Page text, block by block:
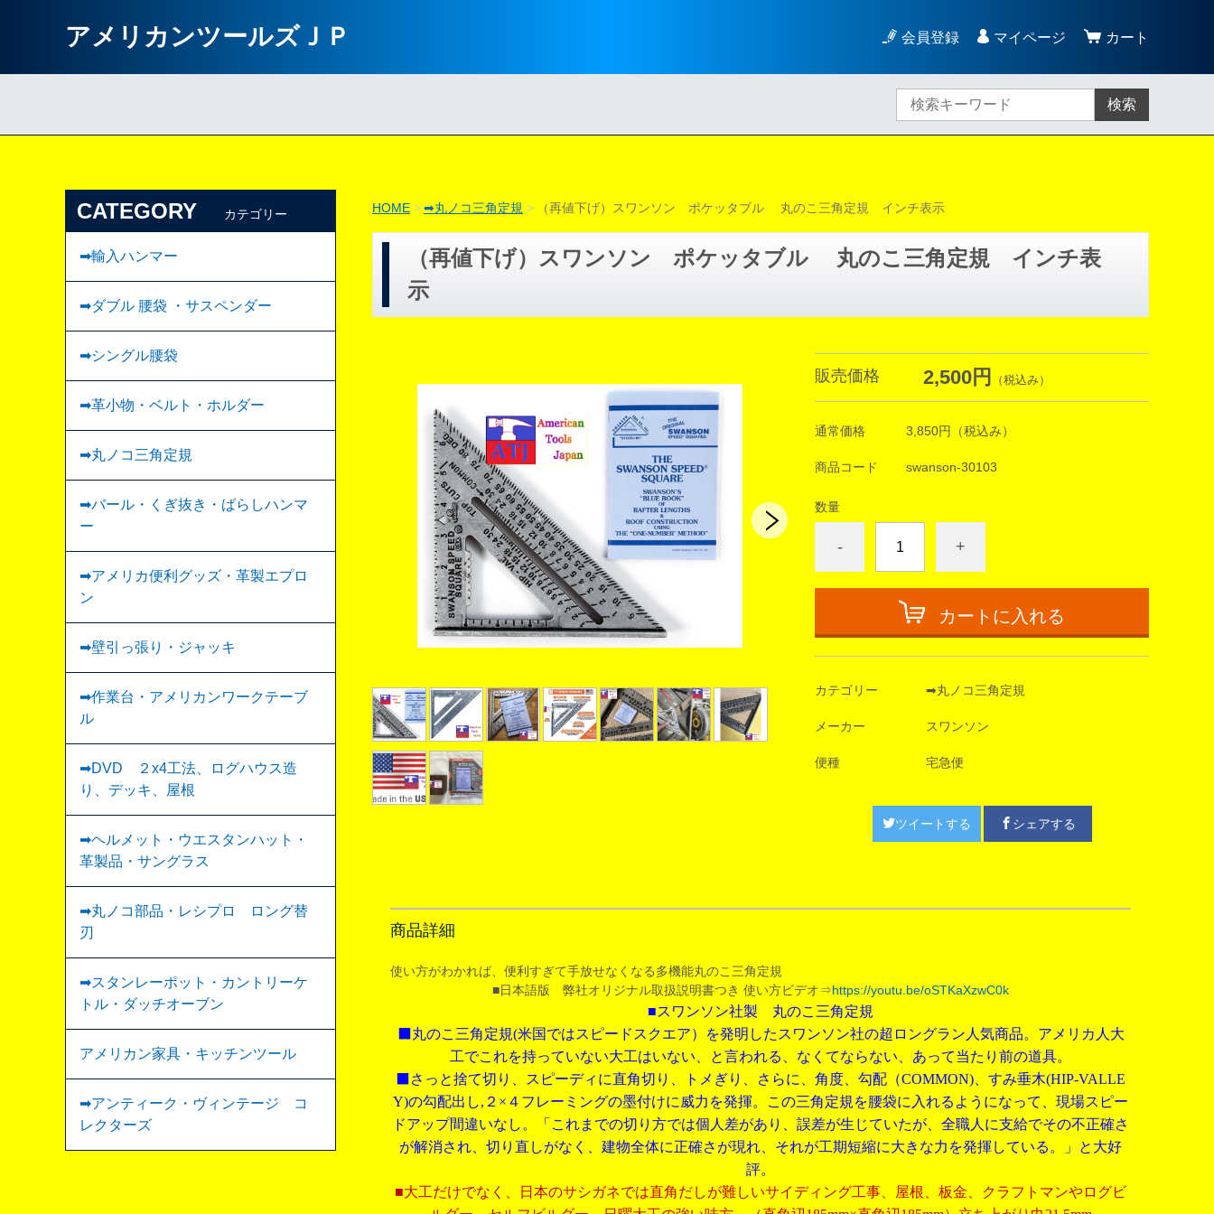
アメリカンツールズＪＰ 会員登録 マイページ カート
検索
HOME ➡丸ノコ三角定規 （再値下げ）スワンソン ポケッタブル 丸のこ三角定規 インチ表示
（再値下げ）スワンソン ポケッタブル 丸のこ三角定規 インチ表
示
販売価格 2,500円 （税込み）
通常価格 3,850円 （税込み）
商品コード swanson-30103
数量
- +
カートに入れる
カテゴリー ➡丸ノコ三角定規
メーカー スワンソン
便種 宅急便
ツイートする シェアする
商品詳細
使い方がわかれば、便利すぎて手放せなくなる多機能丸のこ三角定規
■日本語版 弊社オリジナル取扱説明書つき 使い方ビデオ⇒https://youtu.be/oSTKaXzwC0k
■スワンソン社製 丸のこ三角定規
⬛️丸のこ三角定規(米国ではスピードスクエア）を発明したスワンソン社の超ロングラン人気商品。アメリカ人大
工でこれを持っていない大工はいない、と言われる、なくてならない、あって当たり前の道具。
⬛️さっと捨て切り、スピーディに直角切り、トメぎり、さらに、角度、勾配（COMMON) 、すみ垂木(HIP-VALLE
Y)の勾配出し, ２ × ４フレーミングの墨付けに威力を発揮。この三角定規を腰袋に入れるようになって、現場スピー
ドアップ間違いなし。「これまでの切り方では個人差があり、誤差が生じていたが、全職人に支給でその不正確さ
が解消され、切り直しがなく、建物全体に正確さが現れ、それが工期短縮に大きな力を発揮している。」と大好
評。
■大工だけでなく、日本のサシガネでは直角だしが難しいサイディング工事、屋根、板金、クラフトマンやログビ
CATEGORY カテゴリー
➡輸入ハンマー
➡ダブル 腰袋 ・サスペンダー
➡︎シングル腰袋
➡︎革小物・ベルト・ホルダー
➡丸ノコ三角定規
➡バール・くぎ抜き・ばらしハンマ
ー
➡アメリカ便利グッズ・革製エプロ
ン
➡壁引っ張り・ジャッキ
➡作業台・アメリカンワークテーブ
ル
➡DVD ２x4工法、ログハウス造
り、デッキ、屋根
➡ヘルメット・ウエスタンハット・
革製品・サングラス
➡丸ノコ部品・レシプロ ロング替
刃
➡スタンレーポット・カントリーケ
トル・ダッチオーブン
アメリカン家具・キッチンツール
➡︎アンティーク・ヴィンテージ コ
レクターズ